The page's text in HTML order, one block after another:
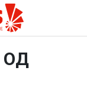
ОД